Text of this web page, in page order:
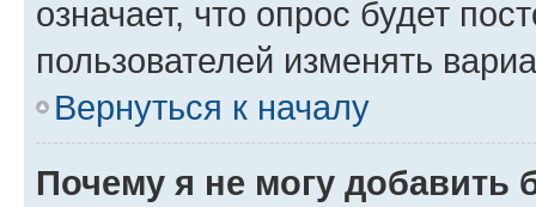
означает, что опрос будет
пользователей изменять
Вернуться к началу
Почему я не могу добавить